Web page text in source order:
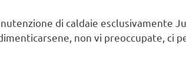
di caldaie esclusivamente
non vi preoccupate, ci